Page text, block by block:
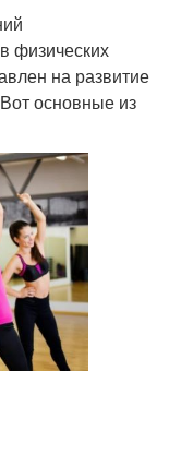
физических
на развитие
основные из